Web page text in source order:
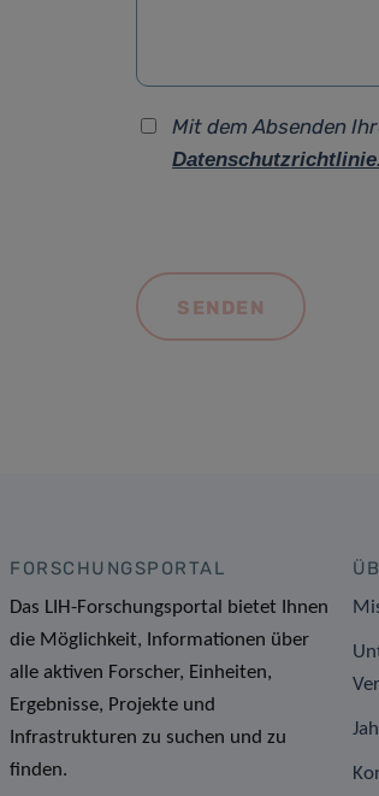
Mit dem Absenden
Datenschutzrichtlinie.
FORSCHUNGSPORTAL
Das LIH-Forschungsportal bietet Ihnen
die Möglichkeit, Informationen über
alle aktiven Forscher, Einheiten,
Ergebnisse, Projekte und
Infrastrukturen zu suchen und zu
finden.